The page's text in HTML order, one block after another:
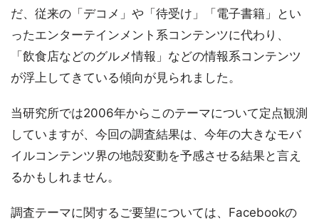
だ、従来の「デコメ」や「待受け」「電子書籍」とい
ったエンターテインメント系コンテンツに代わり、
「飲食店などのグルメ情報」などの情報系コンテンツ
が浮上してきている傾向が見られました。
当研究所では2006年からこのテーマについて定点観測
していますが、今回の調査結果は、今年の大きなモバ
イルコンテンツ界の地殻変動を予感させる結果と言え
るかもしれません。
調査テーマに関するご要望については、Facebookの